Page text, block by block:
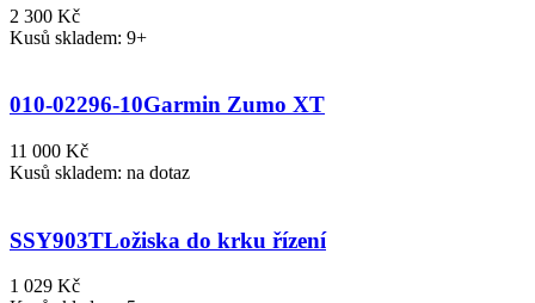
2 300 Kč
Kusů skladem: 9+
010-02296-10Garmin Zumo XT
11 000 Kč
Kusů skladem: na dotaz
SSY903TLožiska do krku řízení
1 029 Kč